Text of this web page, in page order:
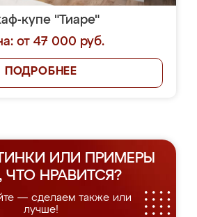
купе "Тиаре"
от 47 000 руб.
ПОДРОБНЕЕ
ИЛИ ПРИМЕРЫ
ЧТО НРАВИТСЯ?
— сделаем также или
лучше!